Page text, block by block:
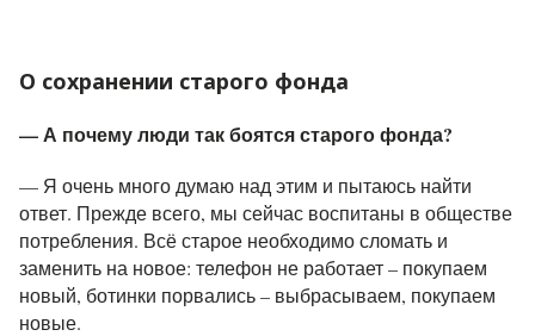
О сохранении старого фонда
— А почему люди так боятся старого фонда?
— Я очень много думаю над этим и пытаюсь найти
ответ. Прежде всего, мы сейчас воспитаны в обществе
потребления. Всё старое необходимо сломать и
заменить на новое: телефон не работает – покупаем
новый, ботинки порвались – выбрасываем, покупаем
новые.